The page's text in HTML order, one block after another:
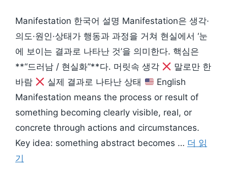
Manifestation 한국어 설명 Manifestation은 생각·
의도·원인·상태가 행동과 과정을 거쳐 현실에서 ‘눈
에 보이는 결과로 나타난 것’을 의미한다. 핵심은
**“드러남 / 현실화”**다. 머릿속 생각
말로만 한
바람
실제 결과로 나타난 상태
English
Manifestation means the process or result of
something becoming clearly visible, real, or
concrete through actions and circumstances.
Key idea: something abstract becomes … 더 읽
기